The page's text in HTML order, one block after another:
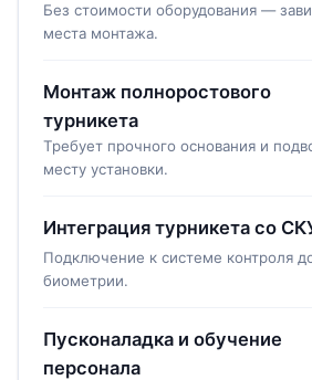
Без стоимости оборудования —
места монтажа.
Монтаж полноростового
турникета
Требует прочного основания и
месту установки.
Интеграция турникета со
Подключение к системе контроля
биометрии.
Пусконаладка и обучение
персонала